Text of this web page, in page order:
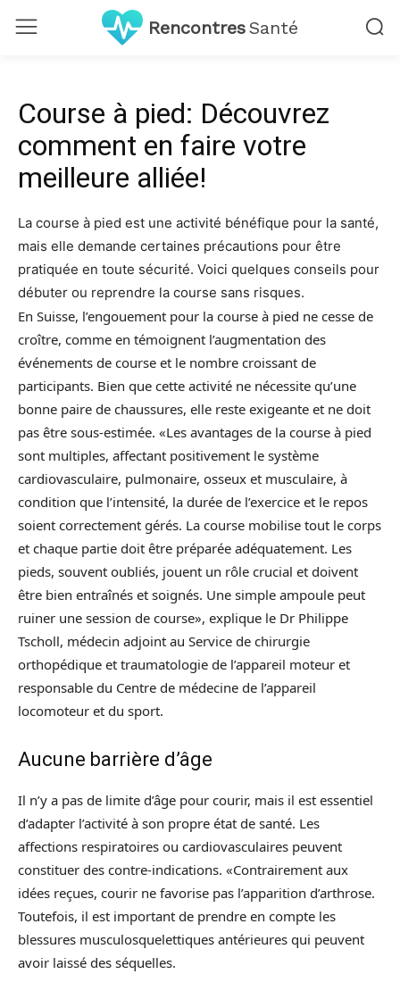
RencontresSanté
Course à pied: Découvrez
comment en faire votre
meilleure alliée!
La course à pied est une activité bénéfique pour la santé,
mais elle demande certaines précautions pour être
pratiquée en toute sécurité. Voici quelques conseils pour
débuter ou reprendre la course sans risques.
En Suisse, l’engouement pour la course à pied ne cesse de
croître, comme en témoignent l’augmentation des
événements de course et le nombre croissant de
participants. Bien que cette activité ne nécessite qu’une
bonne paire de chaussures, elle reste exigeante et ne doit
pas être sous-estimée. «Les avantages de la course à pied
sont multiples, affectant positivement le système
cardiovasculaire, pulmonaire, osseux et musculaire, à
condition que l’intensité, la durée de l’exercice et le repos
soient correctement gérés. La course mobilise tout le corps
et chaque partie doit être préparée adéquatement. Les
pieds, souvent oubliés, jouent un rôle crucial et doivent
être bien entraînés et soignés. Une simple ampoule peut
ruiner une session de course», explique le Dr Philippe
Tscholl, médecin adjoint au Service de chirurgie
orthopédique et traumatologie de l’appareil moteur et
responsable du Centre de médecine de l’appareil
locomoteur et du sport.
Aucune barrière d’âge
Il n’y a pas de limite d’âge pour courir, mais il est essentiel
d’adapter l’activité à son propre état de santé. Les
affections respiratoires ou cardiovasculaires peuvent
constituer des contre-indications. «Contrairement aux
idées reçues, courir ne favorise pas l’apparition d’arthrose.
Toutefois, il est important de prendre en compte les
blessures musculosquelettiques antérieures qui peuvent
avoir laissé des séquelles.